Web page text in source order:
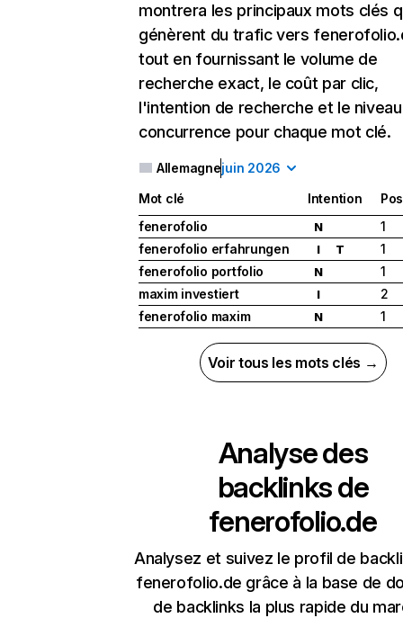
montrera les principaux mots clés
génèrent du trafic vers
tout en fournissant le volume de
recherche exact, le coût par clic,
l'intention de recherche et le
concurrence pour chaque mot clé.
Allemagnejuin 2026
Mot clé Intention
fenerofolio
N
1
fenerofolio erfahrungen
I T
1
fenerofolio portfolio
N
1
maxim investiert
I
2
fenerofolio maxim
N 1
Voir tous les mots clés →
Analyse des
backlinks de
fenerofolio.de
Analysez et suivez le profil de
fenerofolio.de grâce à la base de
de backlinks la plus rapide du